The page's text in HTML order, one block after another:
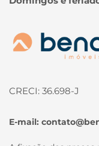
Página inicial
CRECI: 36.698-J
E-mail: